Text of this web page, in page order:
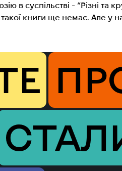
в суспільстві - “Різні та
такої книги ще немає. Але у